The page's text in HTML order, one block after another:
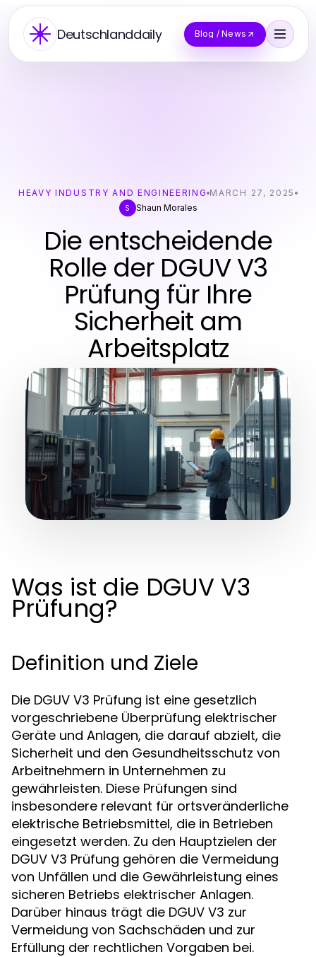
Deutschlanddaily Blog / News
HEAVY INDUSTRY AND ENGINEERING MARCH 27, 2025
S
Shaun Morales
Die entscheidende
Rolle der DGUV V3
Prüfung für Ihre
Sicherheit am
Arbeitsplatz
Was ist die DGUV V3
Prüfung?
Definition und Ziele
Die DGUV V3 Prüfung ist eine gesetzlich
vorgeschriebene Überprüfung elektrischer
Geräte und Anlagen, die darauf abzielt, die
Sicherheit und den Gesundheitsschutz von
Arbeitnehmern in Unternehmen zu
gewährleisten. Diese Prüfungen sind
insbesondere relevant für ortsveränderliche
elektrische Betriebsmittel, die in Betrieben
eingesetzt werden. Zu den Hauptzielen der
DGUV V3 Prüfung gehören die Vermeidung
von Unfällen und die Gewährleistung eines
sicheren Betriebs elektrischer Anlagen.
Darüber hinaus trägt die DGUV V3 zur
Vermeidung von Sachschäden und zur
Erfüllung der rechtlichen Vorgaben bei.